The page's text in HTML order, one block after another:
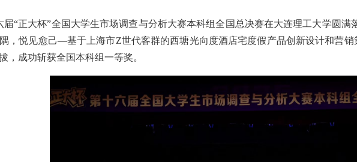
届“正大杯”全国大学生市场调查与分析大赛本科组全国总决赛在大连理工大学圆
，悦见愈己—基于上海市Z世代客群的西塘光向度酒店宅度假产品创新设计和营
，成功斩获全国本科组一等奖。